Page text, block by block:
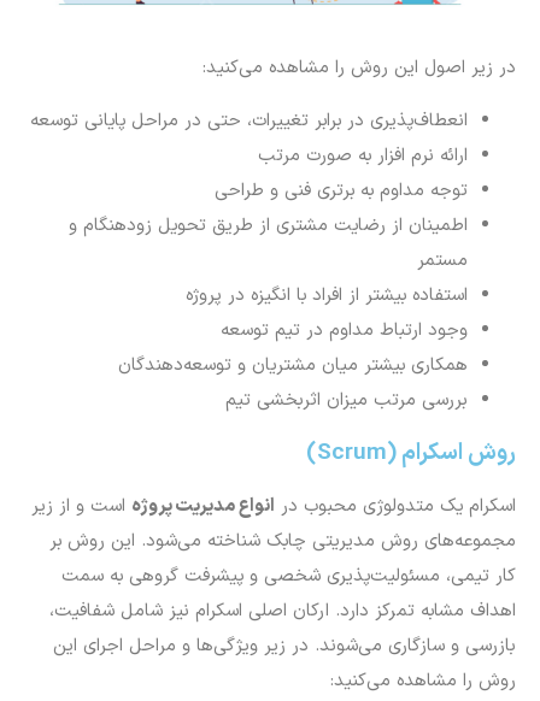
در زیر اصول این روش را مشاهده می‌کنید:
انعطاف‌پذیری در برابر تغییرات، حتی در مراحل پایانی توسعه
ارائه نرم افزار به صورت مرتب
توجه مداوم به برتری فنی و طراحی
اطمینان از رضایت مشتری از طریق تحویل زودهنگام و
مستمر
استفاده بیشتر از افراد با انگیزه در پروژه
وجود ارتباط مداوم در تیم توسعه
همکاری بیشتر میان مشتریان و توسعه‌دهندگان
بررسی مرتب میزان اثربخشی تیم
روش اسکرام (Scrum)
اسکرام یک متدولوژی محبوب در انواع مدیریت پروژه است و از زیر
مجموعه‌های روش مدیریتی چابک شناخته می‌شود. این روش بر
کار تیمی، مسئولیت‌پذیری شخصی و پیشرفت گروهی به سمت
اهداف مشابه تمرکز دارد. ارکان اصلی اسکرام نیز شامل شفافیت،
بازرسی و سازگاری می‌شوند. در زیر ویژگی‌ها و مراحل اجرای این
روش را مشاهده می‌کنید: